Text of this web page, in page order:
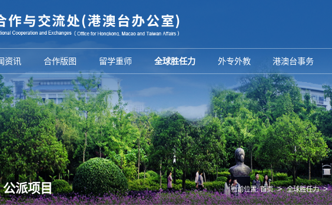
资讯 合作版图 留学重师 全球胜任力 外专外教 港澳台事务
公派项目 当前位置:首页 > 全球胜任力 >